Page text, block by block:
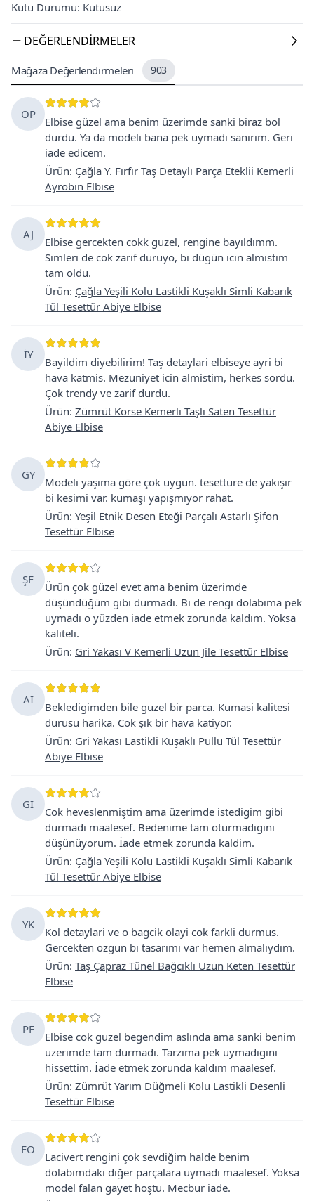
Kutu Durumu: Kutusuz
DEĞERLENDIRMELER
Mağaza Değerlendirmeleri 903
OP
Elbise güzel ama benim üzerimde sanki biraz bol
durdu. Ya da modeli bana pek uymadı sanırım. Geri
iade edicem.
Ürün: Çağla Y. Fırfır Taş Detaylı Parça Eteklii Kemerli
Ayrobin Elbise
AJ
Elbise gercekten cokk guzel, rengine bayıldımm.
Simleri de cok zarif duruyo, bi dügün icin almistim
tam oldu.
Ürün: Çağla Yeşili Kolu Lastikli Kuşaklı Simli Kabarık
Tül Tesettür Abiye Elbise
İY
Bayildim diyebilirim! Taş detaylari elbiseye ayri bi
hava katmis. Mezuniyet icin almistim, herkes sordu.
Çok trendy ve zarif durdu.
Ürün: Zümrüt Korse Kemerli Taşlı Saten Tesettür
Abiye Elbise
GY
Modeli yaşıma göre çok uygun. tesetture de yakışır
bi kesimi var. kumaşı yapışmıyor rahat.
Ürün: Yeşil Etnik Desen Eteği Parçalı Astarlı Şifon
Tesettür Elbise
ŞF
Ürün çok güzel evet ama benim üzerimde
düşündüğüm gibi durmadı. Bi de rengi dolabıma pek
uymadı o yüzden iade etmek zorunda kaldım. Yoksa
kaliteli.
Ürün: Gri Yakası V Kemerli Uzun Jile Tesettür Elbise
AI
Bekledigimden bile guzel bir parca. Kumasi kalitesi
durusu harika. Cok şık bir hava katiyor.
Ürün: Gri Yakası Lastikli Kuşaklı Pullu Tül Tesettür
Abiye Elbise
GI
Cok heveslenmiştim ama üzerimde istedigim gibi
durmadi maalesef. Bedenime tam oturmadigini
düşünüyorum. İade etmek zorunda kaldim.
Ürün: Çağla Yeşili Kolu Lastikli Kuşaklı Simli Kabarık
Tül Tesettür Abiye Elbise
YK
Kol detaylari ve o bagcik olayi cok farkli durmus.
Gercekten ozgun bi tasarimi var hemen almalıydım.
Ürün: Taş Çapraz Tünel Bağcıklı Uzun Keten Tesettür
Elbise
PF
Elbise cok guzel begendim aslında ama sanki benim
uzerimde tam durmadi. Tarzıma pek uymadıgını
hissettim. İade etmek zorunda kaldım maalesef.
Ürün: Zümrüt Yarım Düğmeli Kolu Lastikli Desenli
Tesettür Elbise
FO
Lacivert rengini çok sevdiğim halde benim
dolabımdaki diğer parçalara uymadı maalesef. Yoksa
model falan gayet hoştu. Mecbur iade.